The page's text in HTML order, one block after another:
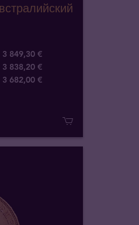
3 849,30 €
3 838,20 €
3 682,00 €